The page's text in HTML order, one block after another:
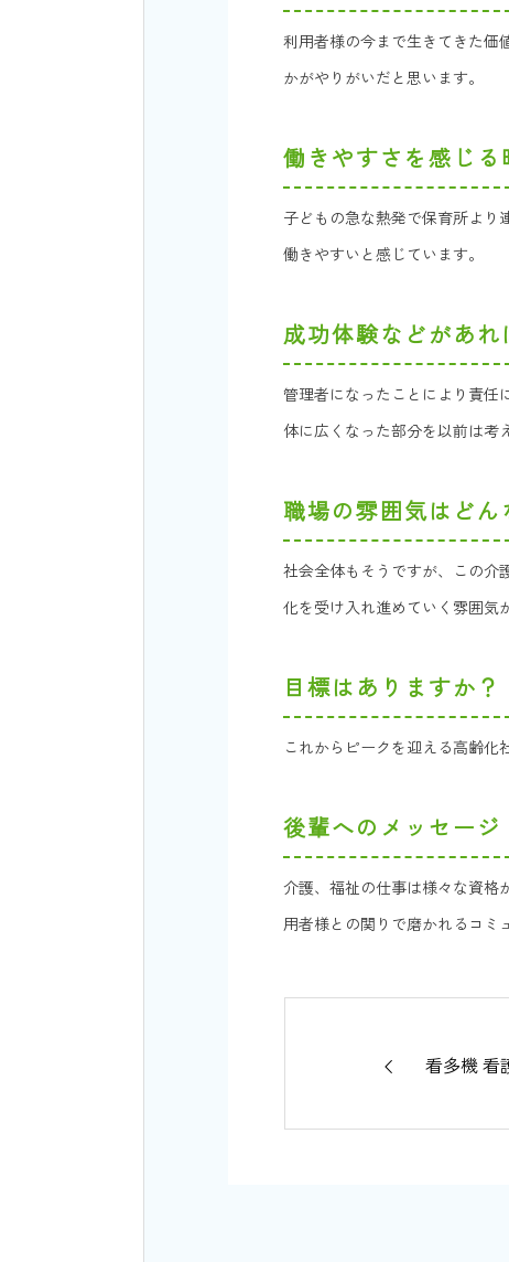
利用者様の今まで生きてきた価
かがやりがいだと思います。
働きやすさを感じる
子どもの急な熱発で保育所より
働きやすいと感じています。
成功体験などがあれ
管理者になったことにより責任
体に広くなった部分を以前は考
職場の雰囲気はどん
社会全体もそうですが、この介
化を受け入れ進めていく雰囲気
目標はありますか？
これからピークを迎える高齢化
後輩へのメッセージ
介護、福祉の仕事は様々な資格
用者様との関りで磨かれるコミ
看多機 看